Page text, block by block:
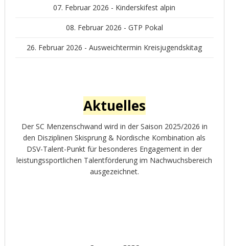
07. Februar 2026 - Kinderskifest alpin
08. Februar 2026 - GTP Pokal
26. Februar 2026 - Ausweichtermin Kreisjugendskitag
Aktuelles
Der SC Menzenschwand wird in der Saison 2025/2026 in
den Disziplinen Skisprung & Nordische Kombination als
DSV-Talent-Punkt für besonderes Engagement in der
leistungssportlichen Talentförderung im Nachwuchsbereich
ausgezeichnet.